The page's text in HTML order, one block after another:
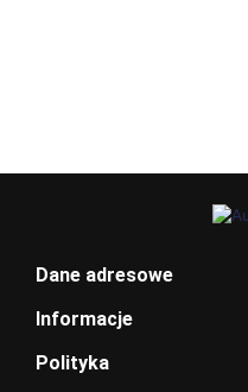
Dane adresowe
Informacje
Polityka